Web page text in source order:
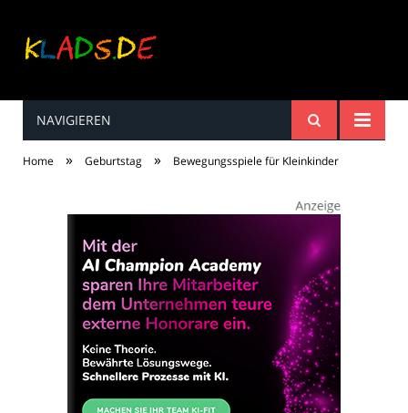
Kinderreime, Spiele,
NAVIGIEREN
Home » Geburtstag » Bewegungsspiele für Kleinkinder